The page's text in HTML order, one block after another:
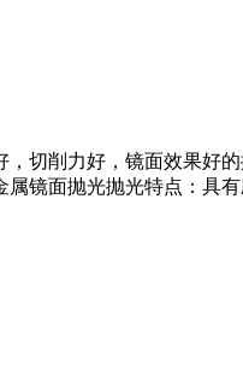
切削力好，镜面效果好
镜面抛光抛光特点：具